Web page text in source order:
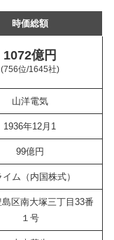
時価総額
1072億円
(756位/1645社)
山洋電気
1936年12月1
99億円
イム（内国株式）
区南大塚三丁目33番
１号